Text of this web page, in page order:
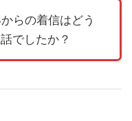
らの着信はどう
でしたか？